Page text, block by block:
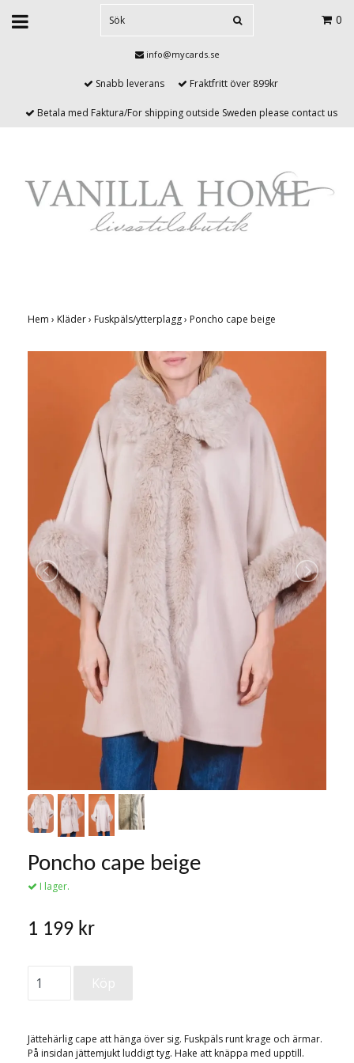
0
info@mycards.se
Snabb leverans Fraktfritt över 899kr
Betala med Faktura/For shipping outside Sweden please contact us
Hem › Kläder› Fuskpäls/ytterplagg› Poncho cape beige
Poncho cape beige
I lager.
1 199 kr
Jättehärlig cape att hänga över sig. Fuskpäls runt krage och ärmar.
På insidan jättemjukt luddigt tyg. Hake att knäppa med upptill.